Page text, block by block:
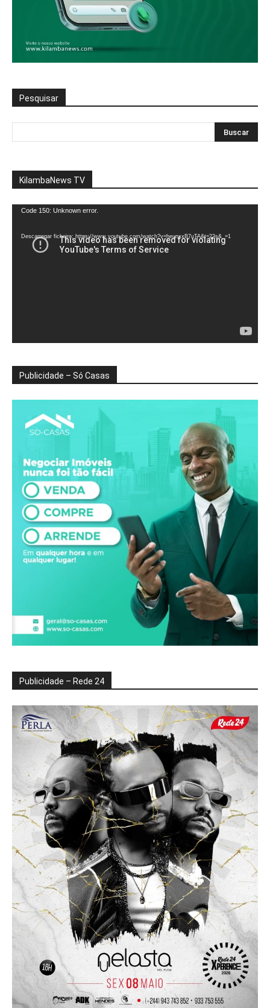
Pesquisar
KilambaNews TV
Reprodutor
vídeo
Code 150: Unknown error.
Descarregar ficheiro: https://www.youtube.com/watch?v=heunxxB7uTA&t=22s&_=1
Publicidade – Só Casas
Publicidade – Rede 24